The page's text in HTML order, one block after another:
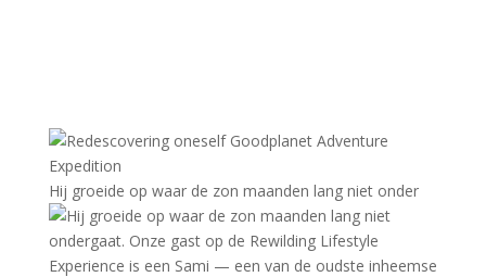
Hij groeide op waar de zon maanden lang niet onder